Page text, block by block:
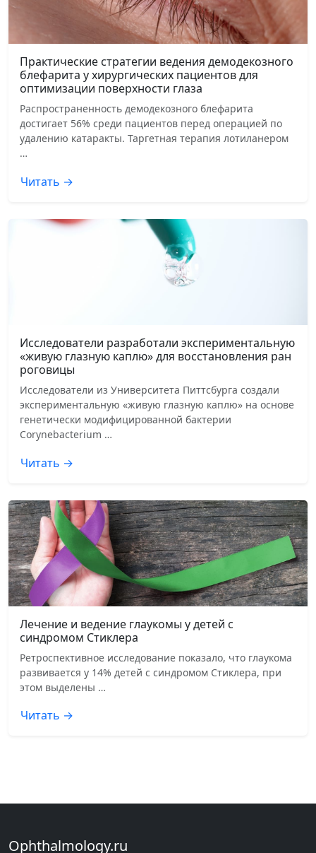
Практические стратегии ведения демодекозного
блефарита у хирургических пациентов для
оптимизации поверхности глаза
Распространенность демодекозного блефарита
достигает 56% среди пациентов перед операцией по
удалению катаракты. Таргетная терапия лотиланером
…
Читать →
Исследователи разработали экспериментальную
«живую глазную каплю» для восстановления ран
роговицы
Исследователи из Университета Питтсбурга создали
экспериментальную «живую глазную каплю» на основе
генетически модифицированной бактерии
Corynebacterium …
Читать →
Лечение и ведение глаукомы у детей с
синдромом Стиклера
Ретроспективное исследование показало, что глаукома
развивается у 14% детей с синдромом Стиклера, при
этом выделены …
Читать →
Ophthalmology.ru